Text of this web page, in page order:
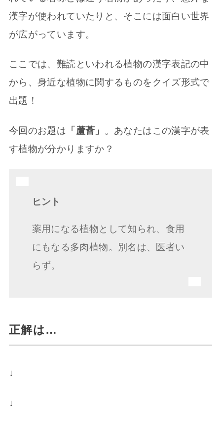
漢字が使われていたりと、そこには面白い世界
が広がっています。
ここでは、難読といわれる植物の漢字表記の中
から、身近な植物に関するものをクイズ形式で
出題！
今回のお題は 「蘆薈」
。あなたはこの漢字が表
す植物が分かりますか？
ヒント
薬用になる植物として知られ、食用
にもなる多肉植物。別名は、医者い
らず。
正解は…
↓
↓